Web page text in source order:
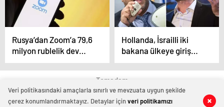
şifreleri
Rusya’dan Zoom’a 79,6
milyon rublelik dev
ceza
Hollanda, İsrailli iki
bakana ülkeye giriş
yasağı getirdi
Temadam
Veri politikasındaki amaçlarla sınırlı ve mevzuata uygun şekilde
çerez konumlandırmaktayız. Detaylar içinveri politikamızı